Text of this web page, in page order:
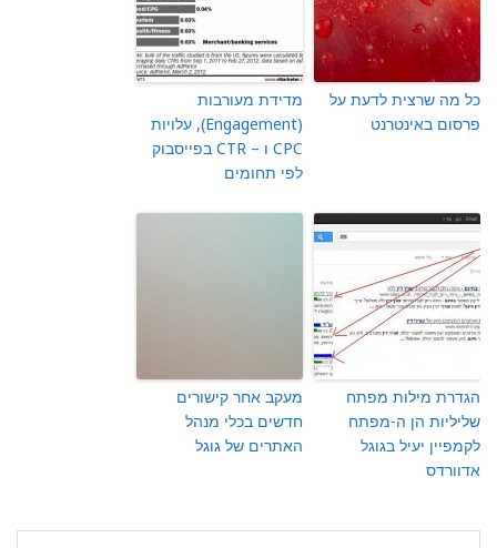
כל מה שרצית לדעת על
פרסום באינטרנט
מדידת מעורבות
(Engagement), עלויות
CPC ו – CTR בפייסבוק
לפי תחומים
הגדרת מילות מפתח
שליליות הן ה-מפתח
לקמפיין יעיל בגוגל
אדוורדס
מעקב אחר קישורים
חדשים בכלי מנהל
האתרים של גוגל